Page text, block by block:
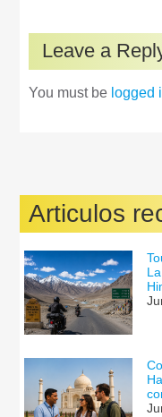
Leave a
You must be logged
Articulos